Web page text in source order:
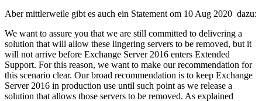
Aber mittlerweile gibt es auch ein Statement om 10 Aug 2020 dazu:
We want to assure you that we are still committed to delivering a
solution that will allow these lingering servers to be removed, but it
will not arrive before Exchange Server 2016 enters Extended
Support. For this reason, we want to make our recommendation for
this scenario clear. Our broad recommendation is to keep Exchange
Server 2016 in production use until such point as we release a
solution that allows those servers to be removed. As explained